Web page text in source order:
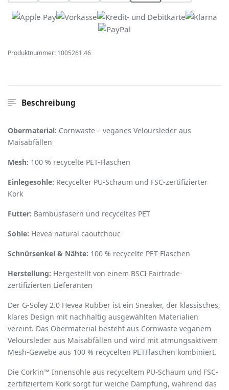
Produktnummer: 1005261.46
Beschreibung
Obermaterial: Cornwaste – veganes Veloursleder aus
Maisabfällen
Mesh: 100 % recycelte PET-Flaschen
Einlegesohle: Recycelter PU-Schaum und FSC-zertifizierter
Kork
Futter: Bambusfasern und recyceltes PET
Sohle: Hevea natural caoutchouc
Schnürsenkel & Nähte: 100 % recycelte PET-Flaschen
Herstellung: Hergestellt von einem BSCI Fairtrade-
zertifizierten Lieferanten
Der G-Soley 2.0 Hevea Rubber ist ein Sneaker, der klassisches,
klares Design mit nachhaltig ausgewählten Materialien
vereint. Das Obermaterial besteht aus Cornwaste veganem
Veloursleder aus Maisabfällen und wird mit atmungsaktivem
Mesh-Gewebe aus 100 % recycelten PETFlaschen kombiniert.
Die Cork’in™ Innensohle aus recyceltem PU-Schaum und FSC-
zertifiziertem Kork sorgt für weiche Dämpfung, während das